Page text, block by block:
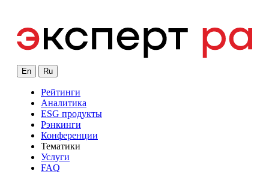
En Ru
Рейтинги
Аналитика
ESG продукты
Рэнкинги
Конференции
Тематики
Услуги
FAQ